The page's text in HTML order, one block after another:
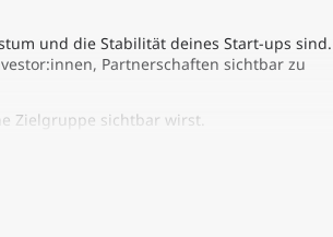
und die Stabilität deines Start-ups sind.
Partnerschaften sichtbar zu
Zielgruppe sichtbar wirst.